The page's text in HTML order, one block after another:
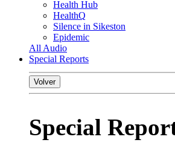
Health Hub
HealthQ
Silence in Sikeston
Epidemic
All Audio
Special Reports
Volver
Special